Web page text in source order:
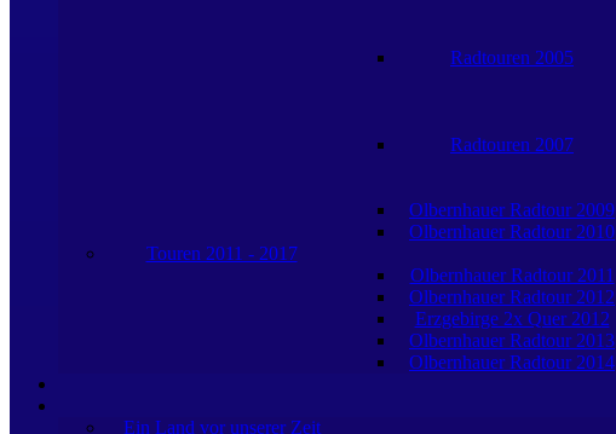
Radtouren 2005
Radtouren 2007
Olbernhauer Radtour 2009
Olbernhauer Radtour 2010
Touren 2011 - 2017
Olbernhauer Radtour 2011
Olbernhauer Radtour 2012
Erzgebirge 2x Quer 2012
Olbernhauer Radtour 2013
Olbernhauer Radtour 2014
Ein Land vor unserer Zeit